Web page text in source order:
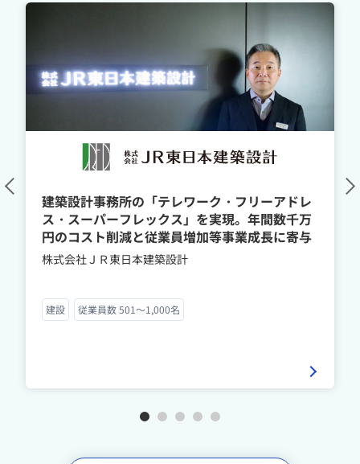
建築設計事務所の「テレワーク・フリーアドレ
ス・スーパーフレックス」を実現。年間数千万
円のコスト削減と従業員増加等事業成長に寄与
株式会社ＪＲ東日本建築設計
建設 従業員数 501～1,000名
1 2 3 4 5